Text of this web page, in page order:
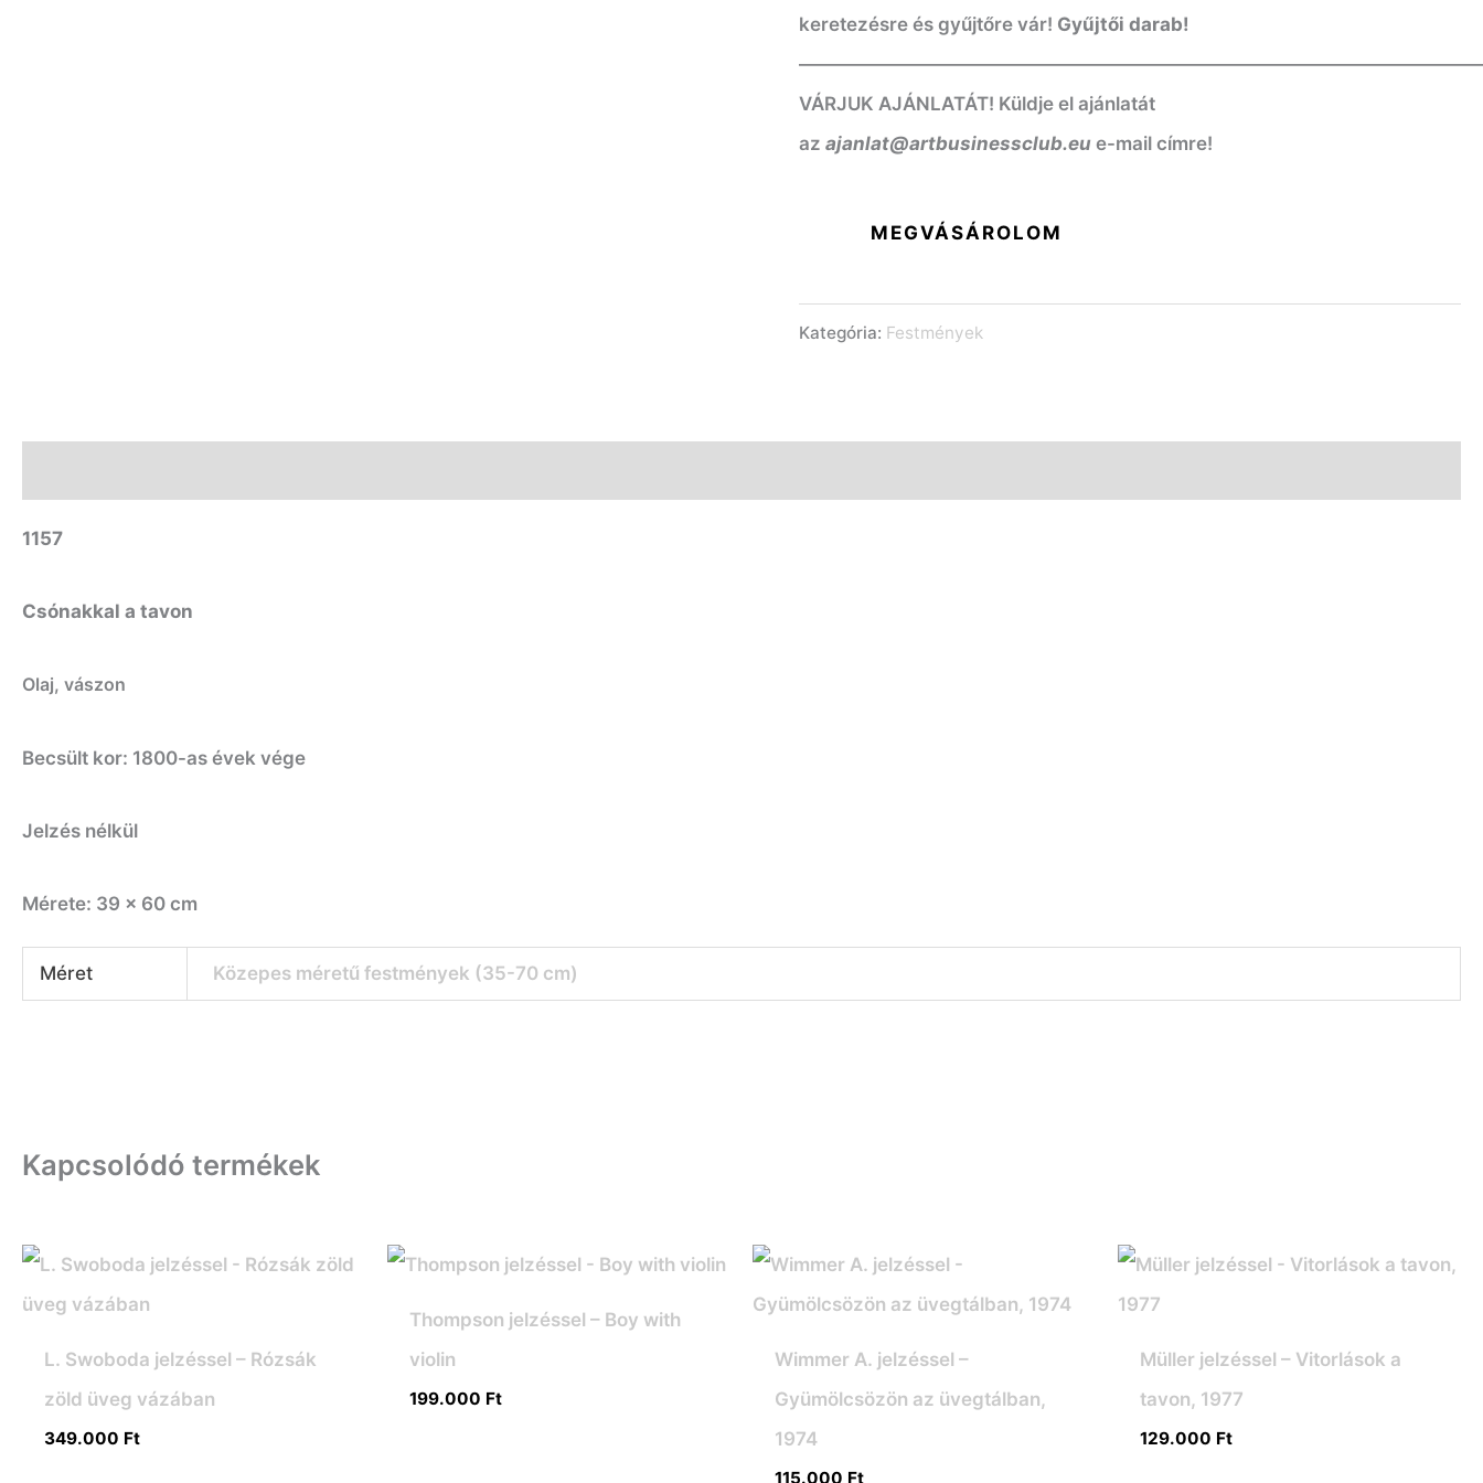
keretezésre és gyűjtőre vár! Gyűjtői darab!
VÁRJUK AJÁNLATÁT! Küldje el ajánlatát
azajanlat@artbusinessclub.eu e-mail címre!
MEGVÁSÁROLOM
Kategória: Festmények
1157
Csónakkal a tavon
Olaj, vászon
Becsült kor: 1800-as évek vége
Jelzés nélkül
Mérete: 39 x 60 cm
Méret Közepes méretű festmények (35-70 cm)
Kapcsolódó termékek
L. Swoboda jelzéssel – Rózsák
zöld üveg vázában
349.000 Ft
Thompson jelzéssel – Boy with
violin
199.000 Ft
Wimmer A. jelzéssel –
Gyümölcsözön az üvegtálban,
1974
115.000 Ft
Müller jelzéssel – Vitorlások a
tavon, 1977
129.000 Ft